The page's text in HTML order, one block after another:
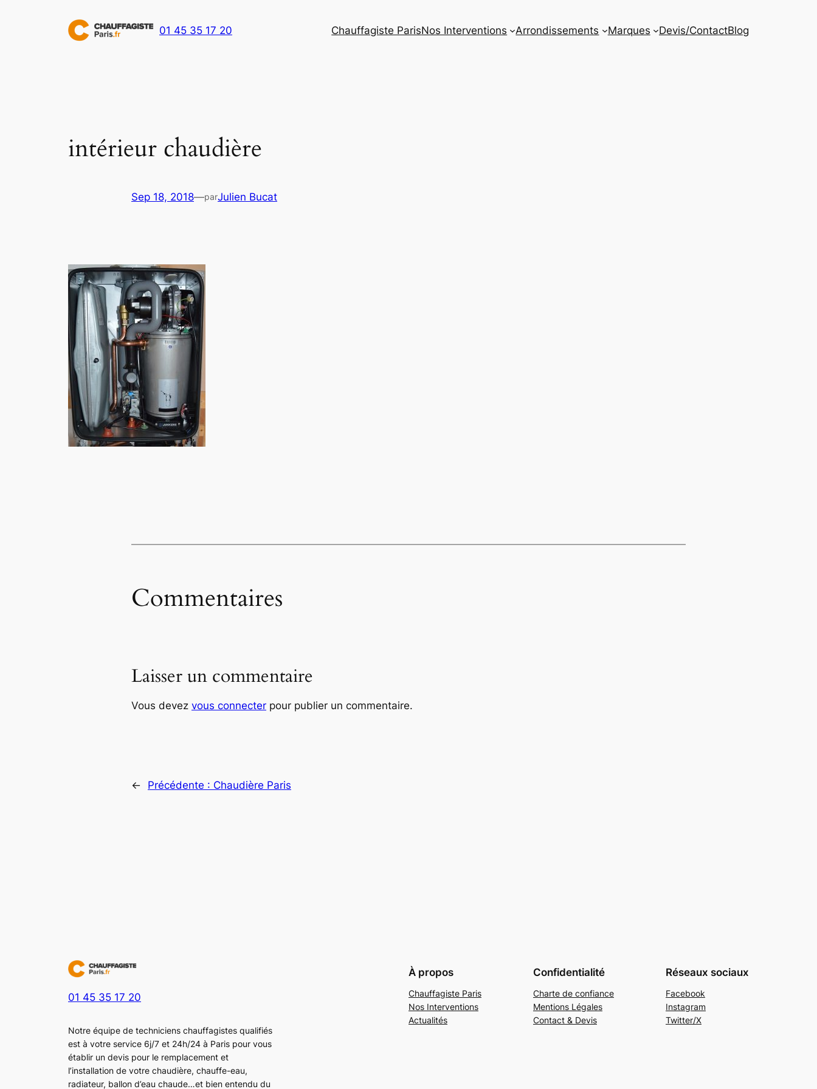
01 45 35 17 20 Chauffagiste ParisNos Interventions Arrondissements Marques Devis/ContactBlog
intérieur chaudière
Sep 18, 2018—parJulien Bucat
Commentaires
Laisser un commentaire
Vous devez vous connecter pour publier un commentaire.
← Précédente : Chaudière Paris
01 45 35 17 20
Notre équipe de techniciens chauffagistes qualifiés
est à votre service 6j/7 et 24h/24 à Paris pour vous
établir un devis pour le remplacement et
l’installation de votre chaudière, chauffe-eau,
radiateur, ballon d’eau chaude…et bien entendu du
À propos
Chauffagiste Paris
Nos Interventions
Actualités
Confidentialité
Charte de confiance
Mentions Légales
Contact & Devis
Réseaux sociaux
Facebook
Instagram
Twitter/X